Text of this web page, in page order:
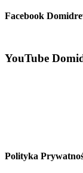
Facebook
YouTube
Polityka